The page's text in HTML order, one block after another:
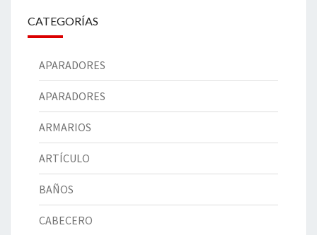
CATEGORÍAS
APARADORES
APARADORES
ARMARIOS
ARTÍCULO
BAÑOS
CABECERO